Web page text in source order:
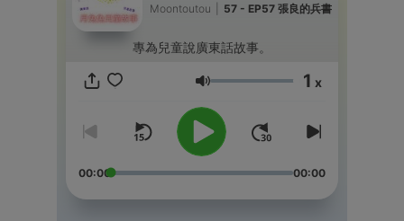
Moontoutou 57 - EP57 張良的兵書
專為兒童說廣東話故事。
音量 1 x
00:00 00:00